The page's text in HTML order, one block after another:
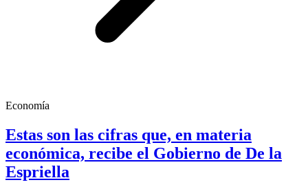
Economía
Estas son las cifras que, en materia
económica, recibe el Gobierno de De la
Espriella